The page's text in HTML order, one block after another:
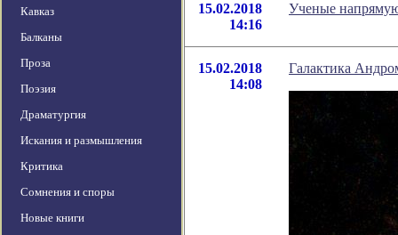
Кавказ
Балканы
Проза
Поэзия
Драматургия
Искания и размышления
Критика
Сомнения и споры
Новые книги
15.02.2018
14:16
Ученые
15.02.2018
14:08
Галактика